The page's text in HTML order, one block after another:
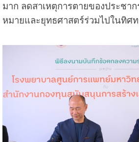
มาก ลดสาเหตุการตายของประชา
หมายและยุทธศาสตร์ร่วมไปในทิศท